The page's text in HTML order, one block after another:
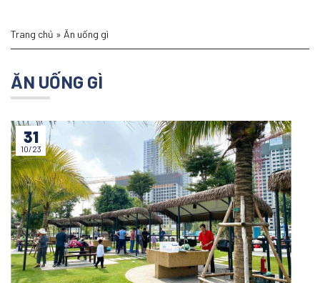
Trang chủ » Ăn uống gì
ĂN UỐNG GÌ
31
10/23